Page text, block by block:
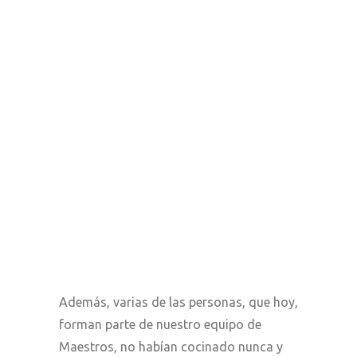
Además, varias de las personas, que hoy,
forman parte de nuestro equipo de
Maestros, no habían cocinado nunca y